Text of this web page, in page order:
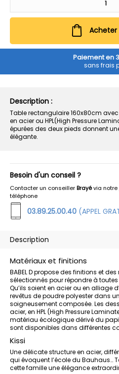
Paiement en
sans frais
Description :
Table rectangulaire 160x80cm
en acier ou HPL(High Pressure
épurées des deux pieds donnent
élégante.
Besoin d'un conseil ?
Contacter un conseillerBrayévia notre
téléphone
03.89.25.00.40 (APPEL
Description
Matériaux et finitions
BABEL D propose des finitions et
sélectionnés pour répondre à toutes
Qu’ils soient en acier ou en alliage
revêtus de poudre polyester dans
soigneusement composée. Les
acier, en HPL (High Pressure
matériau écologique dérivé du
sont disponibles dans différentes
Kissi
Une délicate structure en acier,
qui évoquent l’école du Bauhaus…
cette famille une élégance